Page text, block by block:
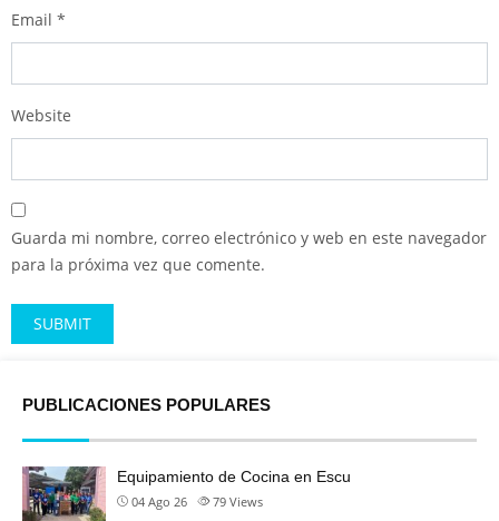
Email *
Website
Guarda mi nombre, correo electrónico y web en este navegador
para la próxima vez que comente.
PUBLICACIONES POPULARES
Equipamiento de Cocina en Escu
04 Ago 26 79 Views